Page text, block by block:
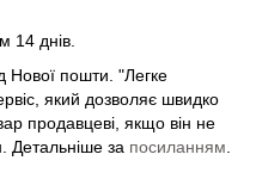
14 днів.
Нової пошти. "Легке
який дозволяє швидко
продавцеві, якщо він не
Детальніше за посиланням